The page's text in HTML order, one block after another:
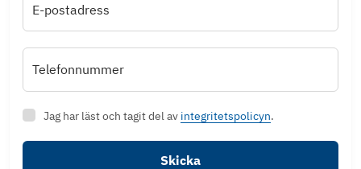
E-postadress
Telefonnummer
Jag har läst och tagit del av integritetspolicyn.
Skicka